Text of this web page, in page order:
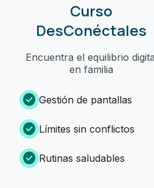
Curso
DesConéctales
Encuentra el equilibrio
en familia
check_circle Gestión de pantallas
check_circle Límites sin conflictos
check_circle Rutinas saludables